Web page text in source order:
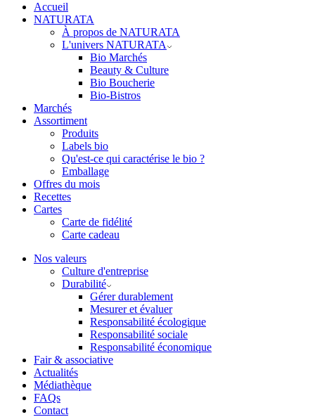
Accueil
NATURATA
À propos de NATURATA
L'univers NATURATA
Bio Marchés
Beauty & Culture
Bio Boucherie
Bio-Bistros
Marchés
Assortiment
Produits
Labels bio
Qu'est-ce qui caractérise le bio ?
Emballage
Offres du mois
Recettes
Cartes
Carte de fidélité
Carte cadeau
Nos valeurs
Culture d'entreprise
Durabilité
Gérer durablement
Mesurer et évaluer
Responsabilité écologique
Responsabilité sociale
Responsabilité économique
Fair & associative
Actualités
Médiathèque
FAQs
Contact